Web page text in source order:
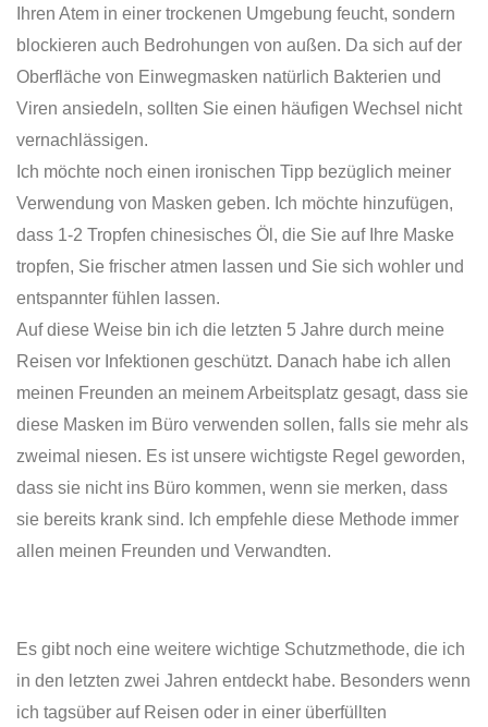
Ihren Atem in einer trockenen Umgebung feucht, sondern
blockieren auch Bedrohungen von außen. Da sich auf der
Oberfläche von Einwegmasken natürlich Bakterien und
Viren ansiedeln, sollten Sie einen häufigen Wechsel nicht
vernachlässigen.
Ich möchte noch einen ironischen Tipp bezüglich meiner
Verwendung von Masken geben. Ich möchte hinzufügen,
dass 1-2 Tropfen chinesisches Öl, die Sie auf Ihre Maske
tropfen, Sie frischer atmen lassen und Sie sich wohler und
entspannter fühlen lassen.
Auf diese Weise bin ich die letzten 5 Jahre durch meine
Reisen vor Infektionen geschützt. Danach habe ich allen
meinen Freunden an meinem Arbeitsplatz gesagt, dass sie
diese Masken im Büro verwenden sollen, falls sie mehr als
zweimal niesen. Es ist unsere wichtigste Regel geworden,
dass sie nicht ins Büro kommen, wenn sie merken, dass
sie bereits krank sind. Ich empfehle diese Methode immer
allen meinen Freunden und Verwandten.
Es gibt noch eine weitere wichtige Schutzmethode, die ich
in den letzten zwei Jahren entdeckt habe. Besonders wenn
ich tagsüber auf Reisen oder in einer überfüllten